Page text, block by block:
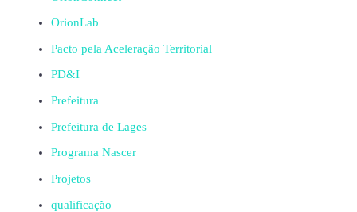
OrionLab
Pacto pela Aceleração Territorial
PD&I
Prefeitura
Prefeitura de Lages
Programa Nascer
Projetos
qualificação